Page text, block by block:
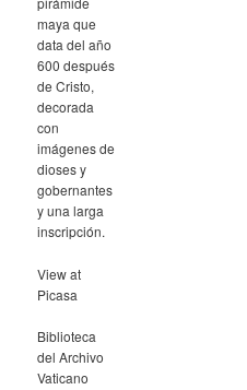
maya que
data del año
600 después
de Cristo,
decorada
con
imágenes de
dioses y
gobernantes
y una larga
inscripción.
View at
Picasa
Biblioteca
del Archivo
Vaticano